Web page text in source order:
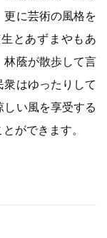
更に芸術の風格を
とあずまやもあ
林蔭が散歩して言
はゆったりして
い風を享受する
ができます。